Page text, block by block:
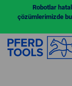
Robotlar
çözümlerimizde